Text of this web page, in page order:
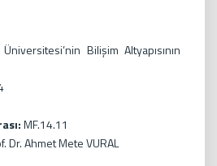
Bilişim Altyapısının
MF.14.11
Dr. Ahmet Mete VURAL